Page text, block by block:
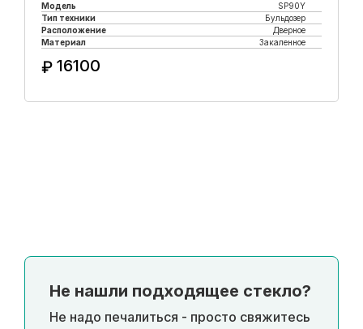
Модель
SP90Y
Тип техники
Бульдозер
Расположение
Дверное
Материал
Закаленное
₽ 16100
Не нашли подходящее стекло?
Не надо печалиться - просто свяжитесь